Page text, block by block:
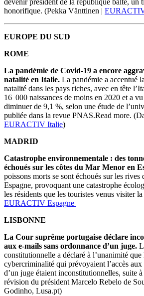
devenir président de la république balte, un
honorifique. (Pekka Vänttinen |
EUROPE DU SUD
ROME
La pandémie de Covid-19 a encore
natalité en Italie. La pandémie a accentué
natalité dans les pays riches, avec en tête
16 000 naissances de moins en 2020 et a
diminuer de 9,1 %, selon une étude de
publiée dans la revue PNAS.Read more.
EURACTIV Italie)
MADRID
Catastrophe environnementale : des
échoués sur les côtes du Mar Menor en
poissons morts se sont échoués sur les
Espagne, provoquant une catastrophe
les résidents que les touristes venus visiter
EURACTIV Espagne
LISBONNE
La Cour suprême portugaise déclare
aux e-mails sans ordonnance d’un juge.
constitutionnelle a déclaré à l’unanimité
cybercriminalité qui prévoyaient l’accès aux
d’un juge étaient inconstitutionnelles, suite
révision du président Marcelo Rebelo de
Godinho, Lusa.pt)